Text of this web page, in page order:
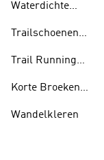
Waterdichte
Trailschoenen
Trail Running
Dames
Korte Broeken
Running
Wandelkleren